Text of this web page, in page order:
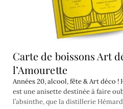
Carte de boissons Art
l’Amourette
Années 20, alcool, fête & Art déco
est une anisette destinée à faire
l’absinthe, que la distillerie